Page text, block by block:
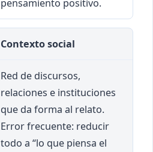
pensamiento positivo.
Contexto social
Red de discursos,
relaciones e instituciones
que da forma al relato.
Error frecuente: reducir
todo a “lo que piensa el